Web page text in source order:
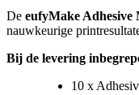
De eufyMake Adhesive
nauwkeurige
Bij de levering
10 x